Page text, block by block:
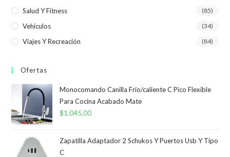
Salud Y Fitness (85)
Vehículos (34)
Viajes Y Recreación (84)
Ofertas
Monocomando Canilla Frío/caliente C Pico Flexible
Para Cocina Acabado Mate
$1.045,00
Zapatilla Adaptador 2 Schukos Y Puertos Usb Y Tipo
C